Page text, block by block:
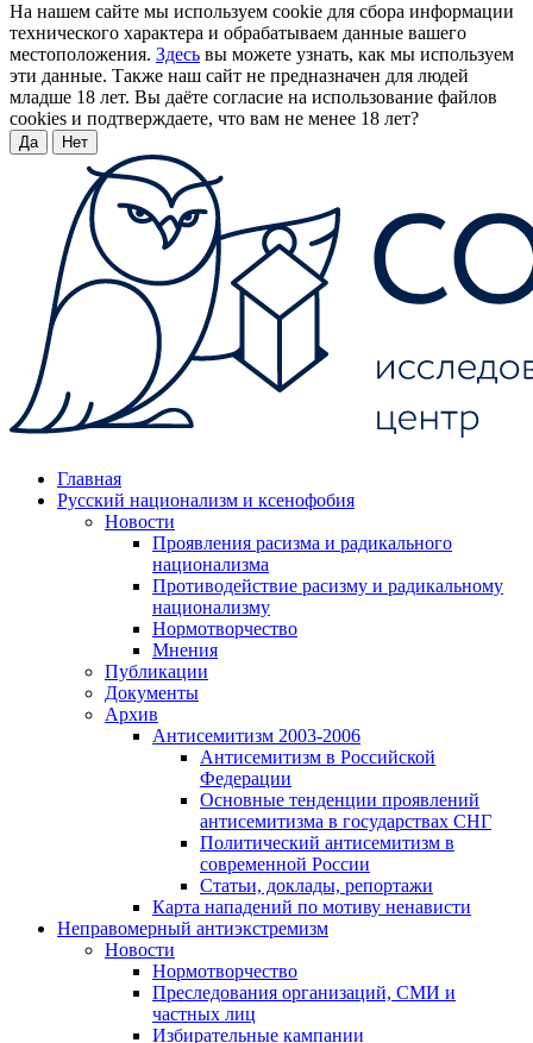
На нашем сайте мы используем cookie для сбора информации
технического характера и обрабатываем данные вашего
местоположения. Здесь вы можете узнать, как мы используем
эти данные. Также наш сайт не предназначен для людей
младше 18 лет. Вы даёте согласие на использование файлов
cookies и подтверждаете, что вам не менее 18 лет?
Да Нет
Главная
Русский национализм и ксенофобия
Новости
Проявления расизма и радикального
национализма
Противодействие расизму и радикальному
национализму
Нормотворчество
Мнения
Публикации
Документы
Архив
Антисемитизм 2003-2006
Антисемитизм в Российской
Федерации
Основные тенденции проявлений
антисемитизма в государствах СНГ
Политический антисемитизм в
современной России
Статьи, доклады, репортажи
Карта нападений по мотиву ненависти
Неправомерный антиэкстремизм
Новости
Нормотворчество
Преследования организаций, СМИ и
частных лиц
Избирательные кампании